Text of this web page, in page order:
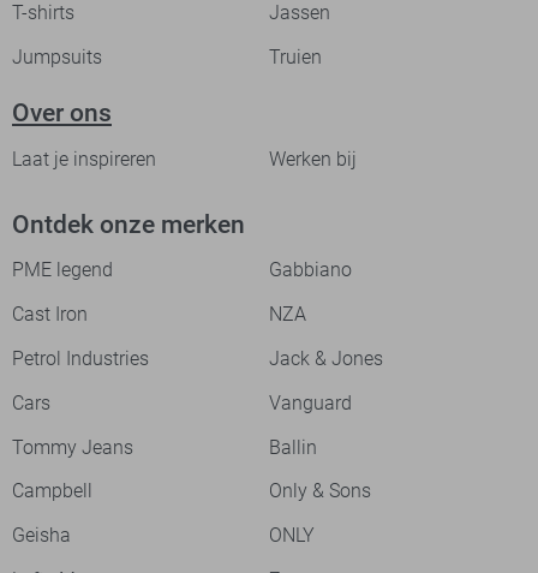
T-shirts
Jassen
Jumpsuits
Truien
Over ons
Laat je inspireren Werken bij
Ontdek onze merken
PME legend
Gabbiano
Cast Iron
NZA
Petrol Industries
Jack & Jones
Cars
Vanguard
Tommy Jeans
Ballin
Campbell
Only & Sons
Geisha
ONLY